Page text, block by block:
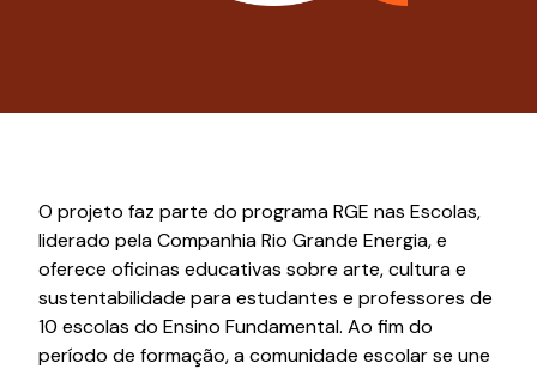
O projeto faz parte do programa RGE nas Escolas,
liderado pela Companhia Rio Grande Energia, e
oferece oficinas educativas sobre arte, cultura e
sustentabilidade para estudantes e professores de
10 escolas do Ensino Fundamental. Ao fim do
período de formação, a comunidade escolar se une